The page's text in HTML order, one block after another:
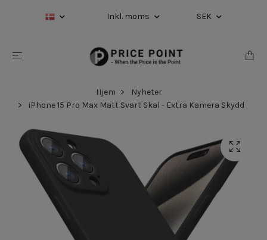
Inkl. moms SEK
Hjem
Nyheter
iPhone 15 Pro Max Matt Svart Skal - Extra Kamera Skydd